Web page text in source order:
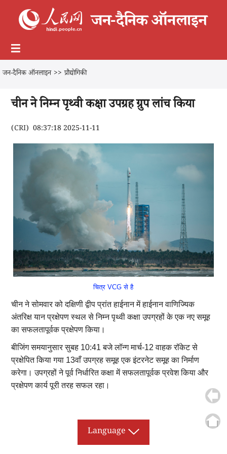
जन-दैनिक ऑनलाइन >> प्रौद्योगिकी
चीन ने निम्न पृथ्वी कक्षा उपग्रह ग्रुप लांच किया
(CRI) 08:37:18 2025-11-11
चित्र VCG से है
चीन ने सोमवार को दक्षिणी द्वीप प्रांत हाईनान में हाईनान वाणिज्यिक
अंतरिक्ष यान प्रक्षेपण स्थल से निम्न पृथ्वी कक्षा उपग्रहों के एक नए समूह
का सफलतापूर्वक प्रक्षेपण किया।
बीजिंग समयानुसार सुबह 10:41 बजे लॉन्ग मार्च-12 वाहक रॉकेट से
प्रक्षेपित किया गया 13वाँ उपग्रह समूह एक इंटरनेट समूह का निर्माण
करेगा। उपग्रहों ने पूर्व निर्धारित कक्षा में सफलतापूर्वक प्रवेश किया और
प्रक्षेपण कार्य पूरी तरह सफल रहा।
Language